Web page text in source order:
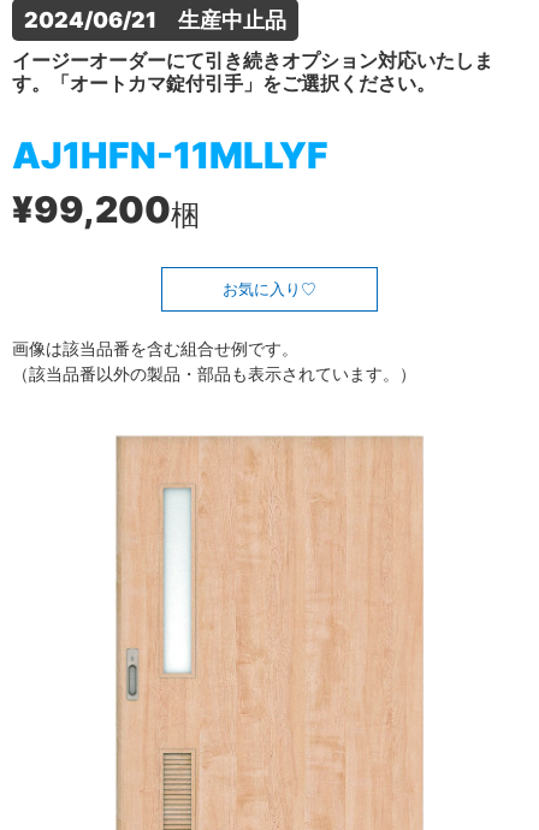
2024/06/21　生産中止品
イージーオーダーにて引き続きオプション対応いたしま
す。「オートカマ錠付引手」をご選択ください。
AJ1HFN-11MLLYF
¥99,200梱
お気に入り
画像は該当品番を含む組合せ例です。
（該当品番以外の製品・部品も表示されています。）